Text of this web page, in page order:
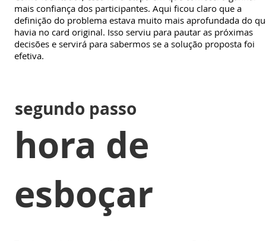
mais confiança dos participantes. Aqui ficou claro que a
definição do problema estava muito mais aprofundada do
havia no card original. Isso serviu para pautar as próximas
decisões e servirá para sabermos se a solução proposta foi
efetiva.
segundo passo
hora de
esboçar